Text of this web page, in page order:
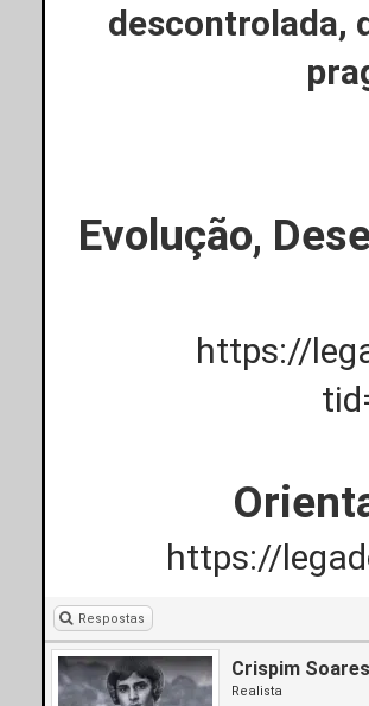
descontrolada,
Evolução,
https://
https://
Respostas
Crispim Soares
Realista